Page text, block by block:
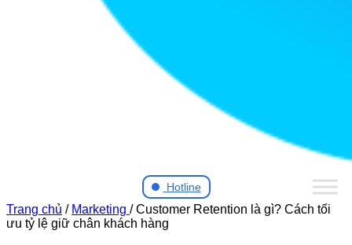
Hotline
Trang chủ / Marketing / Customer Retention là gì? Cách tối
ưu tỷ lệ giữ chân khách hàng